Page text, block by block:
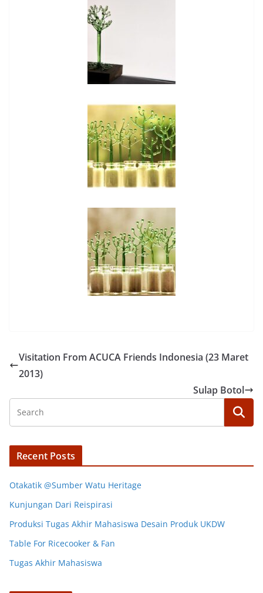
Visitation From ACUCA Friends Indonesia (23 Maret
2013)
Sulap Botol
Recent Posts
Otakatik @Sumber Watu Heritage
Kunjungan Dari Reispirasi
Produksi Tugas Akhir Mahasiswa Desain Produk UKDW
Table For Ricecooker & Fan
Tugas Akhir Mahasiswa